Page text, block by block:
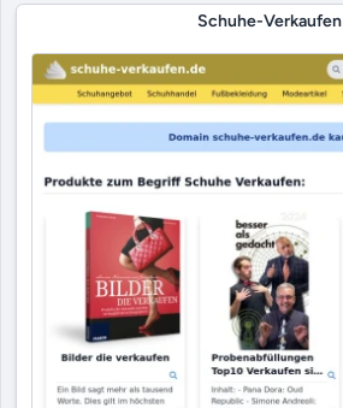
Schuhe-Verkaufen